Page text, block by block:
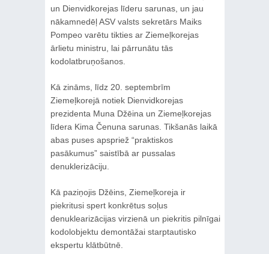
un Dienvidkorejas līderu sarunas, un jau
nākamnedēļ ASV valsts sekretārs Maiks
Pompeo varētu tikties ar Ziemeļkorejas
ārlietu ministru, lai pārrunātu tās
kodolatbruņošanos.
Kā zināms, līdz 20. septembrīm
Ziemeļkorejā notiek Dienvidkorejas
prezidenta Muna Džēina un Ziemeļkorejas
līdera Kima Čenuna sarunas. Tikšanās laikā
abas puses apspriež “praktiskos
pasākumus” saistībā ar pussalas
denuklerizāciju.
Kā paziņojis Džēins, Ziemeļkoreja ir
piekritusi spert konkrētus soļus
denuklearizācijas virzienā un piekritis pilnīgai
kodolobjektu demontāžai starptautisko
ekspertu klātbūtnē.